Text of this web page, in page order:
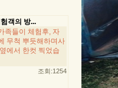
객의 방...
족들이 체험후, 자
무척 뿌듯해하며사
에서 한컷 찍었습
조회:1254